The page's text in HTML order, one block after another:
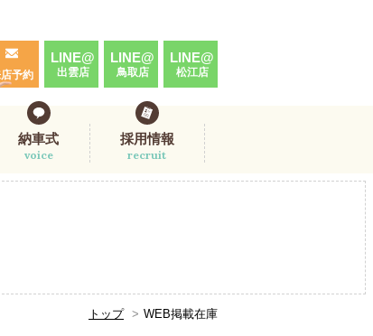
予約
LINE@
出雲店
LINE@
鳥取店
LINE@
松江店
納車式
voice
採用情報
recruit
トップ WEB掲載在庫